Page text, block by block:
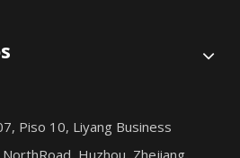
Piso 10, Liyang Business
Huzhou, Zhejiang,